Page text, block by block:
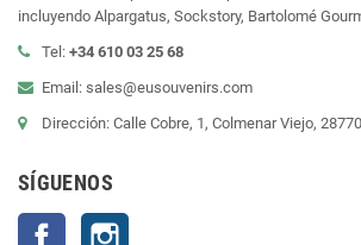
incluyendo Alpargatus, Sockstory, Bartolomé
Tel: +34 610 03 25 68
Email: sales@eusouvenirs.com
Dirección: Calle Cobre, 1, Colmenar Viejo,
SÍGUENOS
Facebook